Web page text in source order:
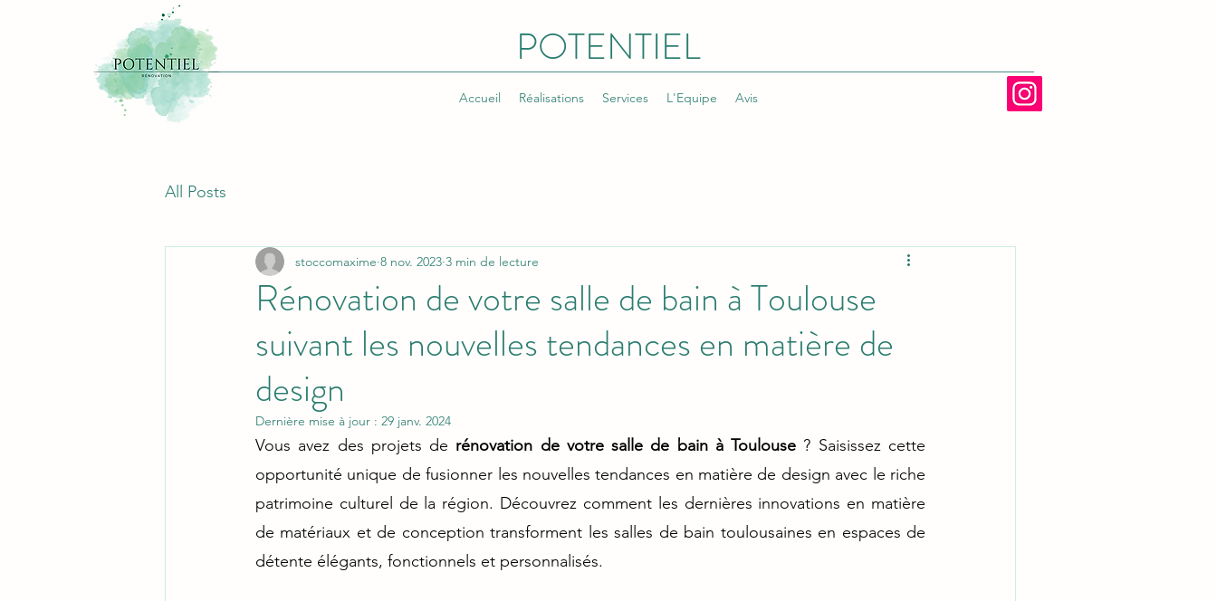
POTENTIEL
Accueil Réalisations Services L'Equipe Avis
All Posts
Rénovation de votre salle de bain à Toulouse
suivant les nouvelles tendances en matière de
design
stoccomaxime 8 nov. 2023 3 min de lecture
Dernière mise à jour : 29 janv. 2024
Vous avez des projets de rénovation de votre salle de bain à Toulouse ? Saisissez cette
opportunité unique de fusionner les nouvelles tendances en matière de design avec le riche
patrimoine culturel de la région. Découvrez comment les dernières innovations en matière
de matériaux et de conception transforment les salles de bain toulousaines en espaces de
détente élégants, fonctionnels et personnalisés.